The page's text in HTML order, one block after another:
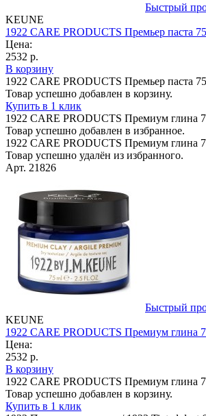
Быстрый
KEUNE
1922 CARE PRODUCTS Премьер паста
Цена:
2532 р.
В корзину
1922 CARE PRODUCTS Премьер паста
Товар успешно добавлен в корзину.
Купить в 1 клик
1922 CARE PRODUCTS Премиум глина
Товар успешно добавлен в избранное.
1922 CARE PRODUCTS Премиум глина
Товар успешно удалён из избранного.
Арт. 21826
Быстрый
KEUNE
1922 CARE PRODUCTS Премиум глина
Цена:
2532 р.
В корзину
1922 CARE PRODUCTS Премиум глина
Товар успешно добавлен в корзину.
Купить в 1 клик